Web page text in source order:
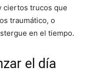
ciertos trucos que
traumático, o
en el tiempo.
el día